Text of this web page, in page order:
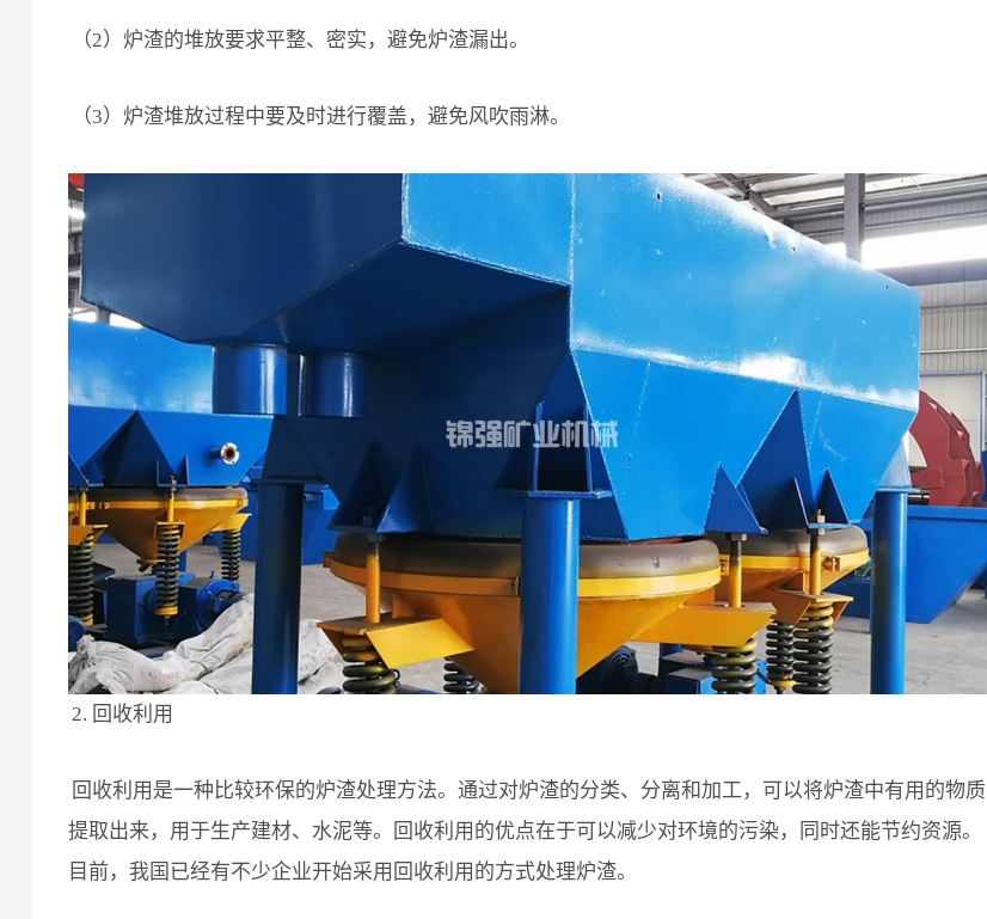
（2）炉渣的堆放要求平整、密实，避免炉渣漏出。
（3）炉渣堆放过程中要及时进行覆盖，避免风吹雨淋。
2. 回收利用
回收利用是一种比较环保的炉渣处理方法。通过对炉渣的分类、分离和加工，可以将炉渣中有用的物质
提取出来，用于生产建材、水泥等。回收利用的优点在于可以减少对环境的污染，同时还能节约资源。
目前，我国已经有不少企业开始采用回收利用的方式处理炉渣。